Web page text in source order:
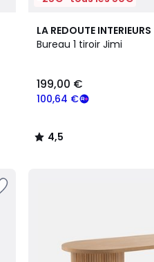
LA REDOUTE INTERIEURS
Bureau 1 tiroir Jimi
100,64 €
199,00 €
4,5
/ 5
4,5
/